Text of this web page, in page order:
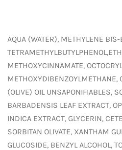
AQUA (WATER), METHYLENE BIS-
METHOXYCINNAMATE,
METHOXYDIBENZOYLMETHANE,
(OLIVE) OIL UNSAPONIFIABLES,
BARBADENSIS LEAF EXTRACT,
INDICA EXTRACT, GLYCERIN,
SORBITAN OLIVATE, XANTHAM
GLUCOSIDE, BENZYL ALCOHOL,